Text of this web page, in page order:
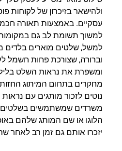
ולהישאר בזיכרון של לקוחות
עסקיים. באמצעות תאורה
למשוך תשומת לב גם במקומות
למשל, שלטים מוארים בלדים
וברורה, שצורכת פחות חשמל
ומשפרת את נראות השלט
מחקרים בתחום המיתוג
נוטים לזכור מותגים עם נראות
משרדים שמשתמשים בשלטים
הלוגו או שם המותג שלהם
יזכרו אותם גם זמן רב לאחר